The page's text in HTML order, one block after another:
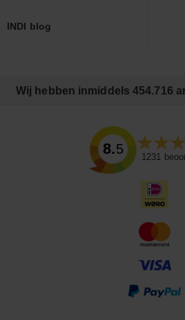
INDI blog
Wij hebben inmiddels 454.716
8.5
1231